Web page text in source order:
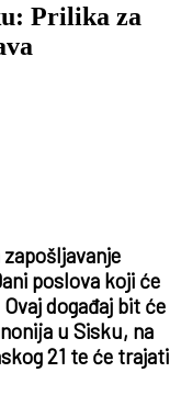
Prilika za
poslova koji će
događaj bit će
u Sisku, na
21 te će trajati